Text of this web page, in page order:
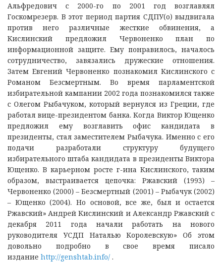
Альфредович с 2000-го по 2001 год возглавлял
Госкомрезерв. В этот период партия СДПУ(о) выдвигала
против него различные жесткие обвинения, а
Кислинский предложил Червоненко план по
информационной защите. Ему понравилось, началось
сотрудничество, завязались дружеские отношения.
Затем Евгений Червоненко познакомил Кислинского с
Романом Безсмертным. Во время парламентской
избирательной кампании 2002 года познакомился также
с Олегом Рыбачуком, который вернулся из Греции, где
работал вице-президентом банка. Когда Виктор Ющенко
предложил ему возглавить офис кандидата в
президенты, стал заместителем Рыбачука. Именно с его
подачи разработали структуру будущего
избирательного штаба кандидата в президенты Виктора
Ющенко. В карьерном росте г-ина Кислинского, таким
образом, выстраивается цепочка: Ржавский (1993) –
Червоненко (2000) – Безсмертный (2001) – Рыбачук (2002)
– Ющенко (2004). Но основой, все же, был и остается
Ржавский» Андрей Кислинский и Александр Ржавский с
декабря 2011 года начали работать на нового
руководителя УСДП Наталью Королевскую» Об этом
довольно подробно в свое время писало
издание http://genshtab.info/ .